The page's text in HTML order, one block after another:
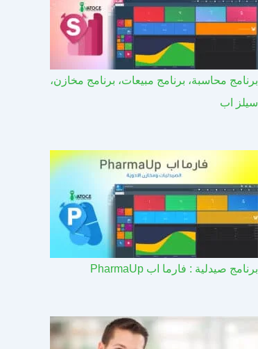
برنامج محاسبة، برنامج مبيعات، برنامج مخازن،
سيلز اب
برنامج صيدلية : فارما اب PharmaUp​